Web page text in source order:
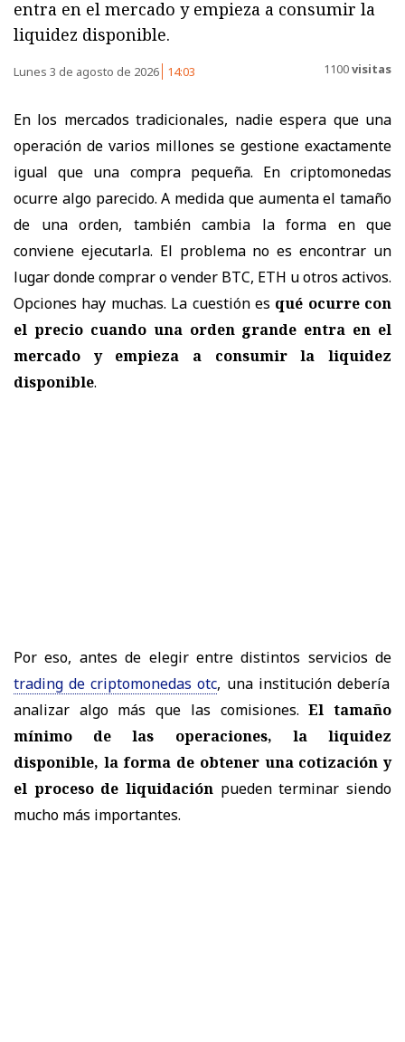
entra en el mercado y empieza a consumir la
liquidez disponible.
Lunes 3 de agosto de 2026 14:03 1100visitas
En los mercados tradicionales, nadie espera que una
operación de varios millones se gestione exactamente
igual que una compra pequeña. En criptomonedas
ocurre algo parecido. A medida que aumenta el tamaño
de una orden, también cambia la forma en que
conviene ejecutarla. El problema no es encontrar un
lugar donde comprar o vender BTC, ETH u otros activos.
Opciones hay muchas. La cuestión es qué ocurre con
el precio cuando una orden grande entra en el
mercado y empieza a consumir la liquidez
disponible.
Por eso, antes de elegir entre distintos servicios de
trading de criptomonedas otc, una institución debería
analizar algo más que las comisiones.El tamaño
mínimo de las operaciones, la liquidez
disponible, la forma de obtener una cotización y
el proceso de liquidación pueden terminar siendo
mucho más importantes.